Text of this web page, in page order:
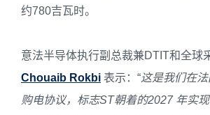
约780吉瓦时。
意法半导体执行副总裁兼DTIT和全球
Chouaib Rokbi 表示：“这是我们在
购电协议，标志ST朝着的2027 年实